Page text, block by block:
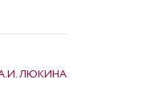
ЛЮКИНА